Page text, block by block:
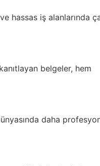
hassas iş alanlarında
belgeler, hem
daha